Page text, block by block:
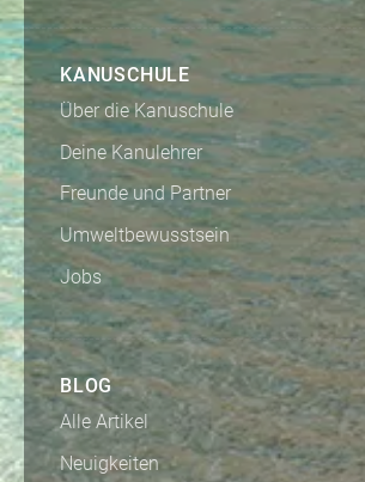
KANUSCHULE
Über die Kanuschule
Deine Kanulehrer
Freunde und Partner
Umweltbewusstsein
Jobs
BLOG
Alle Artikel
Neuigkeiten